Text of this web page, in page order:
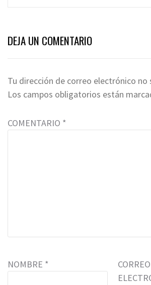
DEJA UN COMENTARIO
Tu dirección de correo electrónico no
Los campos obligatorios están
COMENTARIO *
NOMBRE *
CORREO